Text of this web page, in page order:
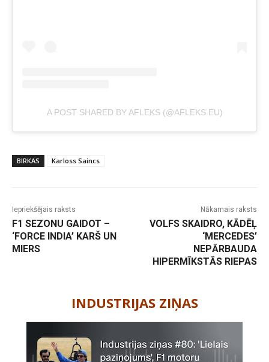
A POST SHARED BY AFLEKS (@AFLEKS.EU)
BIRKAS Karloss Saincs
Iepriekšējais raksts
F1 SEZONU GAIDOT –
‘FORCE INDIA’ KARŠ UN
MIERS
Nākamais raksts
VOLFS SKAIDRO, KĀDĒĻ
‘MERCEDES’
NEPĀRBAUDA
HIPERMĪKSTĀS RIEPAS
INDUSTRIJAS ZIŅAS